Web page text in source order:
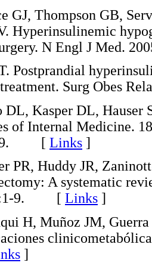
GJ, Thompson GB,
Hyperinsulinemic
N Engl J
Postprandial
treatment. Surg Obes
DL, Kasper DL, Hauser
of Internal Medicine.
9. [ Links ]
PR, Huddy JR,
A systematic
9. [ Links ]
H, Muñoz JM,
]